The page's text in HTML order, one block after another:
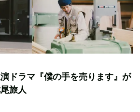
ドラマ『僕の手を売ります』が
旅人